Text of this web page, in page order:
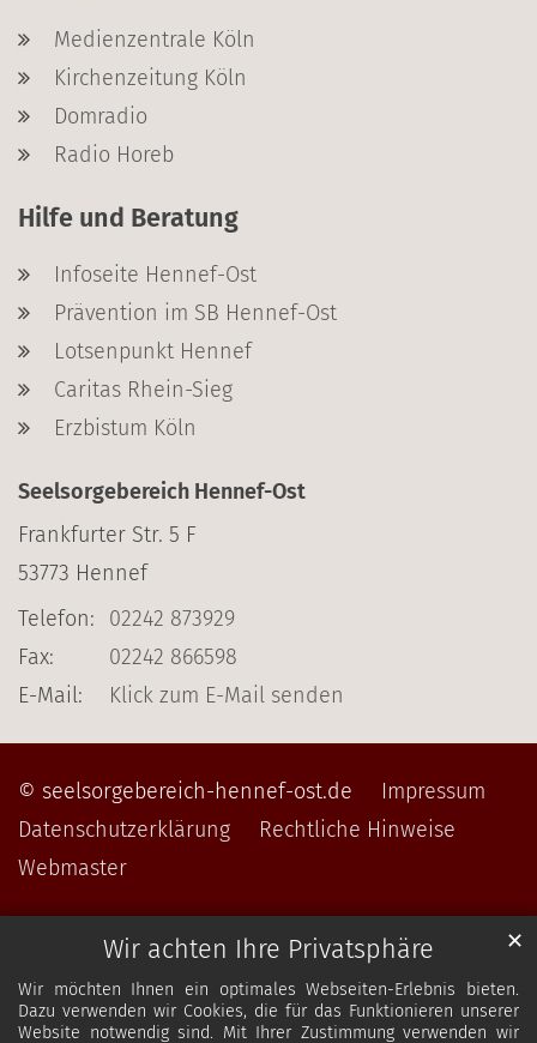
Wir achten Ihre Privatsphäre
Wir möchten Ihnen ein optimales Webseiten-Erlebnis bieten.
Dazu verwenden wir Cookies, die für das Funktionieren unserer
Website notwendig sind. Mit Ihrer Zustimmung verwenden wir
✕
Medienzentrale Köln
Kirchenzeitung Köln
Domradio
Radio Horeb
Hilfe und Beratung
Infoseite Hennef-Ost
Prävention im SB Hennef-Ost
Lotsenpunkt Hennef
Caritas Rhein-Sieg
Erzbistum Köln
Seelsorgebereich Hennef-Ost
Frankfurter Str. 5 F
53773 Hennef
Telefon:
02242 873929
Fax:
02242 866598
E-Mail:
Klick zum E-Mail senden
© seelsorgebereich-hennef-ost.de
Impressum
Datenschutzerklärung
Rechtliche Hinweise
Webmaster